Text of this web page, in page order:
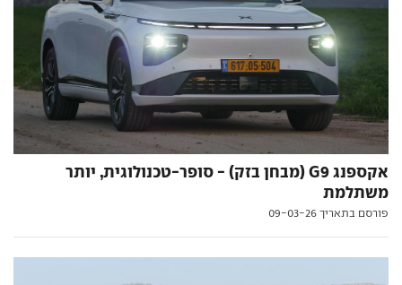
אקספנג G9 (מבחן בזק) - סופר-טכנולוגית, יותר
משתלמת
פורסם בתאריך 09-03-26